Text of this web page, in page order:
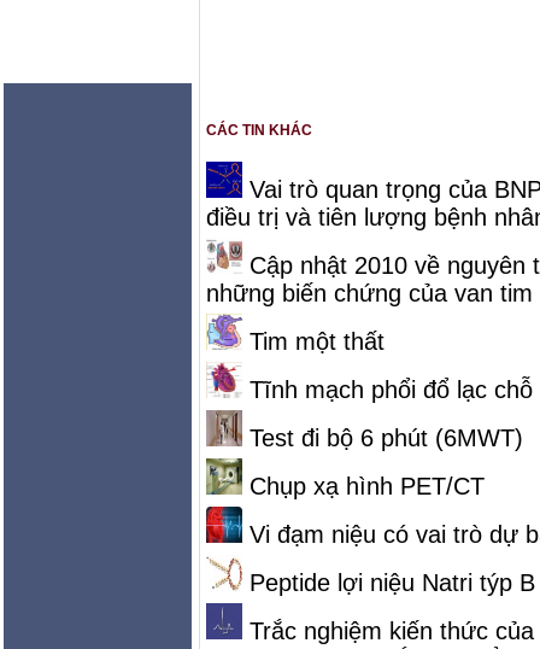
CÁC TIN KHÁC
Vai trò quan trọng của
điều trị và tiên lượng bệnh
Cập nhật 2010 về
những biến chứng của van tim
Tim một thất
Tĩnh mạch phổi đổ lạc chỗ
Test đi bộ 6 phút (6MWT)
Chụp xạ hình PET/CT
Vi đạm niệu có vai trò dự
Peptide lợi niệu Natri týp
Trắc nghiệm kiến thức